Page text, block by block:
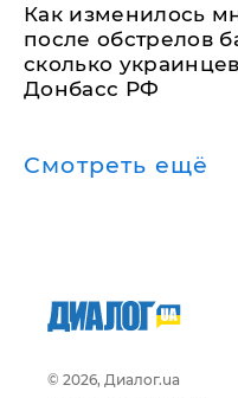
Как изменилось
после обстрелов
сколько
Донбасс РФ
Смотреть ещё
© 2026, Диалог.ua